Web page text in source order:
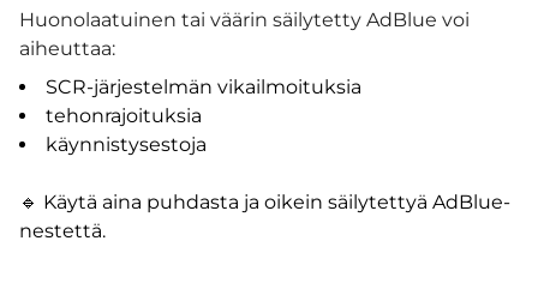
Huonolaatuinen tai väärin säilytetty AdBlue voi
aiheuttaa:
SCR-järjestelmän vikailmoituksia
tehonrajoituksia
käynnistysestoja
🔹 Käytä aina puhdasta ja oikein säilytettyä AdBlue-
nestettä.